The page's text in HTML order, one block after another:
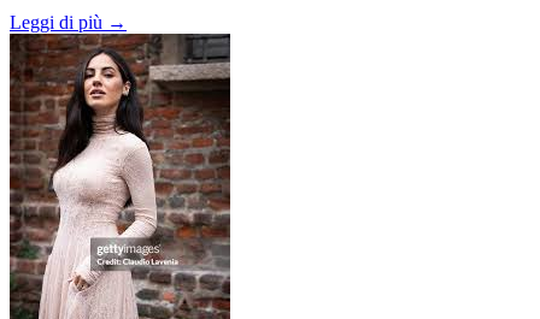
Leggi di più →